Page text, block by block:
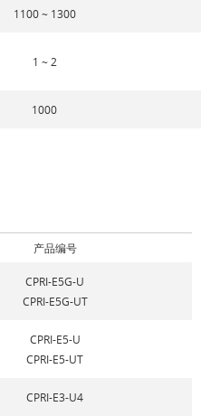
1100 ~ 1300
1 ~ 2
1000
产品编号
CPRI-E5G-U
CPRI-E5G-UT
CPRI-E5-U
CPRI-E5-UT
CPRI-E3-U4